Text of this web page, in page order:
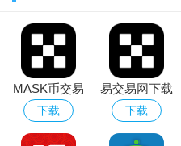
MASK币交易
所下载官方最
新版本
下载
易交易网下载
2026最新版
下载